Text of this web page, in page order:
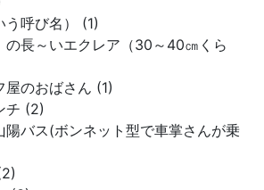
う呼び名） (1)
の長～いエクレア（30～40㎝くら
屋のおばさん (1)
チ (2)
陽バス(ボンネット型で車掌さんが乗